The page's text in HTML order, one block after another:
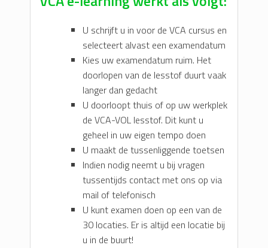
U schrijft u in voor de VCA cursus en
selecteert alvast een examendatum
Kies uw examendatum ruim. Het
doorlopen van de lesstof duurt vaak
langer dan gedacht
U doorloopt thuis of op uw werkplek
de VCA-VOL lesstof. Dit kunt u
geheel in uw eigen tempo doen
U maakt de tussenliggende toetsen
Indien nodig neemt u bij vragen
tussentijds contact met ons op via
mail of telefonisch
U kunt examen doen op een van de
30 locaties. Er is altijd een locatie bij
u in de buurt!